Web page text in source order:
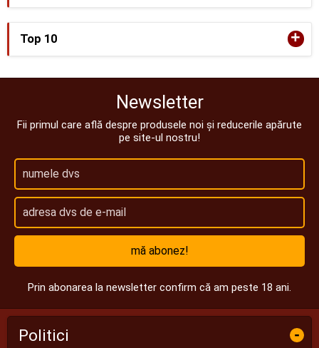
Top 10 +
Newsletter
Fii primul care află despre produsele noi și reducerile apărute
pe site-ul nostru!
mă abonez!
Prin abonarea la newsletter confirm că am peste 18 ani.
Politici -